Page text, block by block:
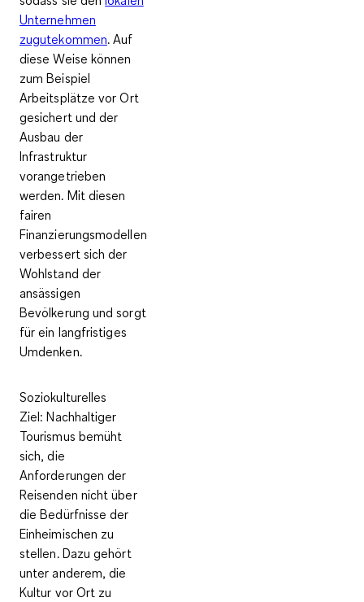
Unternehmen
zugutekommen. Auf
diese Weise können
zum Beispiel
Arbeitsplätze vor Ort
gesichert und der
Ausbau der
Infrastruktur
vorangetrieben
werden. Mit diesen
fairen
Finanzierungsmodellen
verbessert sich der
Wohlstand der
ansässigen
Bevölkerung und sorgt
für ein langfristiges
Umdenken.
Soziokulturelles
Ziel:Nachhaltiger
Tourismus bemüht
sich, die
Anforderungen der
Reisenden nicht über
die Bedürfnisse der
Einheimischen zu
stellen. Dazu gehört
unter anderem, die
Kultur vor Ort zu